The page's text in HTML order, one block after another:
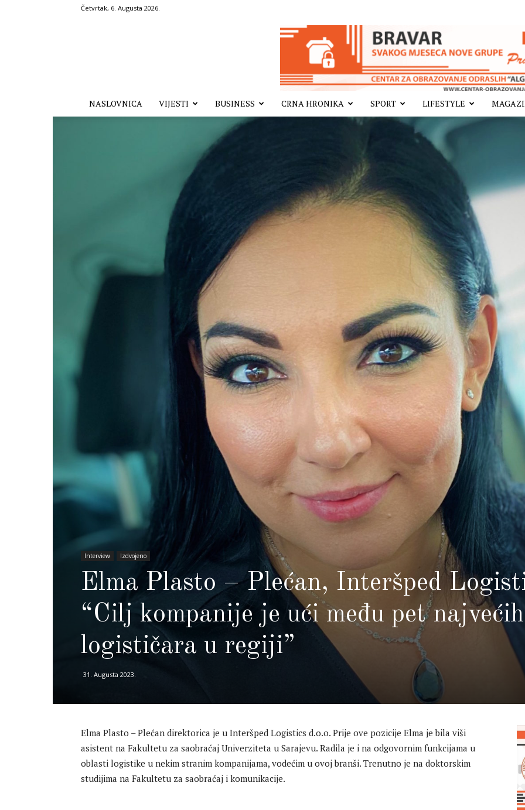
Četvrtak, 6. Augusta 2026.
NASLOVNICA VIJESTI BUSINESS CRNA HRONIKA SPORT LIFESTYLE
Interview Izdvojeno
Elma Plasto – Plećan, Interšped
“Cilj kompanije je ući među pet najvećih
logističara u regiji”
31. Augusta 2023.
Elma Plasto – Plećan direktorica je u Interšped Logistics d.o.o. Prije ove pozicije Elma je bila viši
asistent na Fakultetu za saobraćaj Univerziteta u Sarajevu. Radila je i na odgovornim funkcijama u
oblasti logistike u nekim stranim kompanijama, vodećim u ovoj branši. Trenutno je na doktorskim
studijima na Fakultetu za saobraćaj i komunikacije.